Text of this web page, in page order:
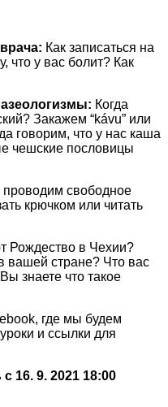
Как записаться на
что у вас болит? Как
Когда
Закажем “kávu” или
говорим, что у нас каша
чешские пословицы
проводим свободное
крючком или читать
Рождество в Чехии?
вашей стране? Что вас
знаете что такое
где мы будем
и ссылки для
16. 9. 2021 18:00